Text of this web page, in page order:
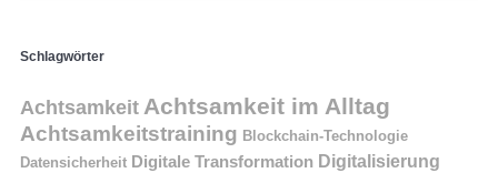
Schlagwörter
Achtsamkeit Achtsamkeit im Alltag
Achtsamkeitstraining Blockchain-Technologie
Datensicherheit Digitale Transformation Digitalisierung